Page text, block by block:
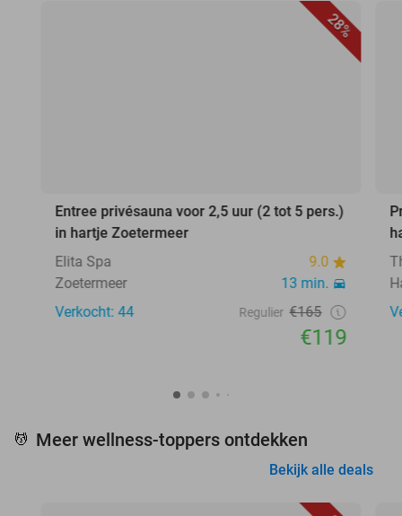
28%
Entree privésauna voor 2,5 uur (2 tot 5 pers.)
in hartje Zoetermeer
Elita Spa
9.0
Zoetermeer
13 min.
Verkocht: 44
Regulier €165
€119
💆 Meer wellness-toppers ontdekken
Bekijk alle deals